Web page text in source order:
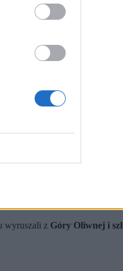
Palmową,
pokój.
Jak
otwarte dla
wyruszali z Góry Oliwnej i